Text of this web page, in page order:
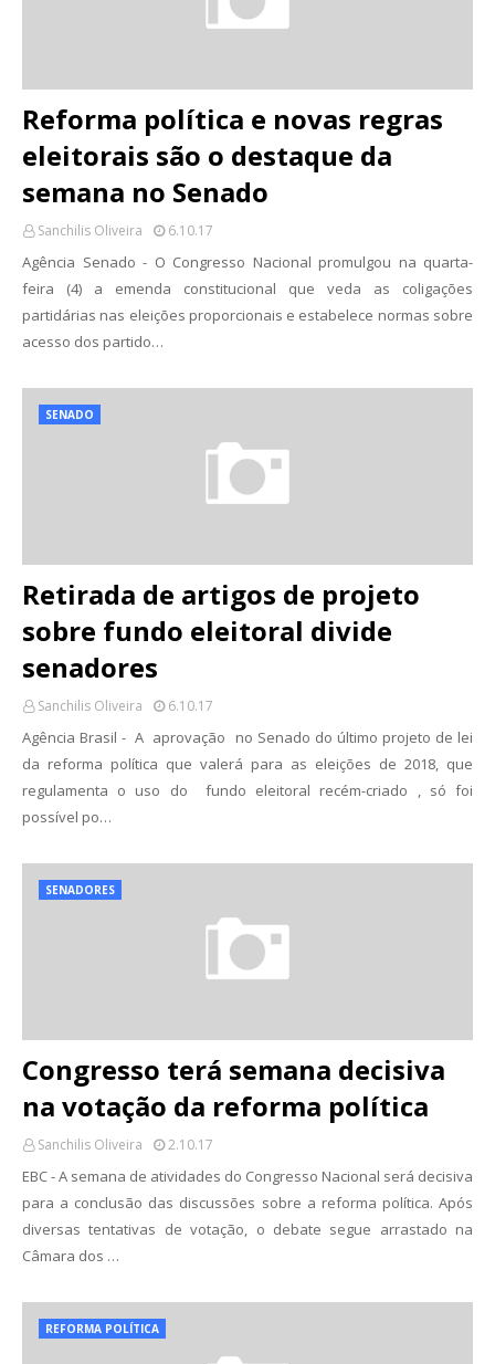
Reforma política e novas regras
eleitorais são o destaque da
semana no Senado
Sanchilis Oliveira 6.10.17
Agência Senado - O Congresso Nacional promulgou na quarta-
feira (4) a emenda constitucional que veda as coligações
partidárias nas eleições proporcionais e estabelece normas sobre
acesso dos partido…
SENADO
Retirada de artigos de projeto
sobre fundo eleitoral divide
senadores
Sanchilis Oliveira 6.10.17
Agência Brasil - A aprovação no Senado do último projeto de lei
da reforma política que valerá para as eleições de 2018, que
regulamenta o uso do fundo eleitoral recém-criado , só foi
possível po…
SENADORES
Congresso terá semana decisiva
na votação da reforma política
Sanchilis Oliveira 2.10.17
EBC - A semana de atividades do Congresso Nacional será decisiva
para a conclusão das discussões sobre a reforma política. Após
diversas tentativas de votação, o debate segue arrastado na
Câmara dos …
REFORMA POLÍTICA